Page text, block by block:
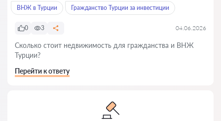
ВНЖ в Турции
Гражданство Турции за инвестиции
0 3 04.06.2026
Сколько стоит недвижимость для гражданства и ВНЖ
Турции?
Перейти к ответу